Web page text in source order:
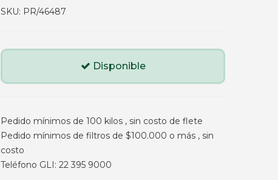
SKU: PR/46487
Disponible
Pedido mínimos de 100 kilos , sin costo de flete
Pedido mínimos de filtros de $100.000 o más , sin
costo
Teléfono GLI: 22 395 9000